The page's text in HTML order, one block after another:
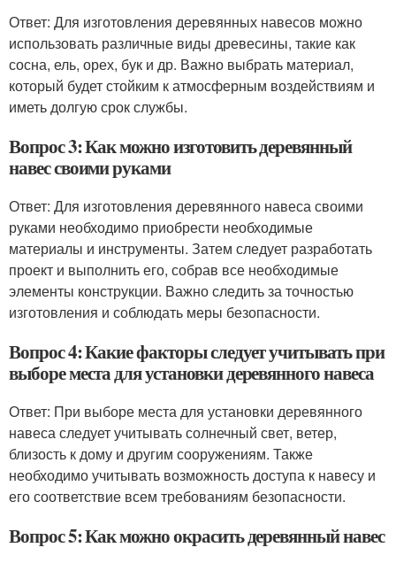
Ответ: Для изготовления деревянных навесов можно
использовать различные виды древесины, такие как
сосна, ель, орех, бук и др. Важно выбрать материал,
который будет стойким к атмосферным воздействиям и
иметь долгую срок службы.
Вопрос 3: Как можно изготовить деревянный
навес своими руками
Ответ: Для изготовления деревянного навеса своими
руками необходимо приобрести необходимые
материалы и инструменты. Затем следует разработать
проект и выполнить его, собрав все необходимые
элементы конструкции. Важно следить за точностью
изготовления и соблюдать меры безопасности.
Вопрос 4: Какие факторы следует учитывать при
выборе места для установки деревянного навеса
Ответ: При выборе места для установки деревянного
навеса следует учитывать солнечный свет, ветер,
близость к дому и другим сооружениям. Также
необходимо учитывать возможность доступа к навесу и
его соответствие всем требованиям безопасности.
Вопрос 5: Как можно окрасить деревянный навес